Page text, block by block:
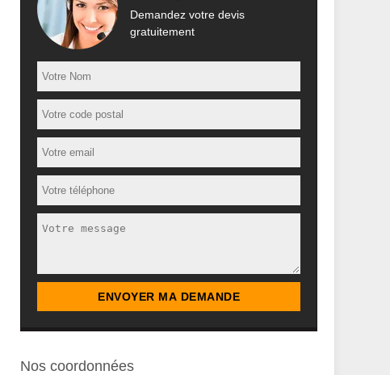
Demandez votre devis
gratuitement
Nos coordonnées